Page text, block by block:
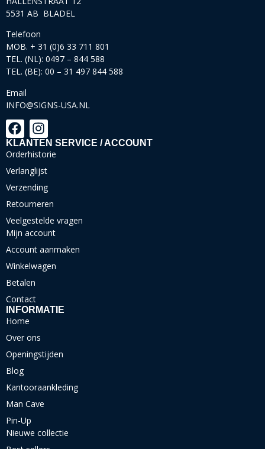
5531 AB BLADEL
Telefoon
MOB. + 31 (0)6 33 711 801
TEL. (NL): 0497 – 844 588
TEL. (BE): 00 – 31 497 844 588
Email
INFO@SIGNS-USA.NL
KLANTEN SERVICE / ACCOUNT
Orderhistorie
Verlanglijst
Verzending
Retourneren
Veelgestelde vragen
Mijn account
Account aanmaken
Winkelwagen
Betalen
Contact
INFORMATIE
Home
Over ons
Openingstijden
Blog
Kantooraankleding
Man Cave
Pin-Up
Nieuwe collectie